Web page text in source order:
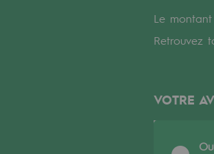
Un réseau local et
Une organisation
Transversalité et
Le
Retrouvez
VOTRE